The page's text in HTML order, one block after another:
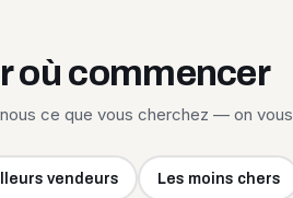
où commencer
ce que vous cherchez — on
vendeurs Les moins chers